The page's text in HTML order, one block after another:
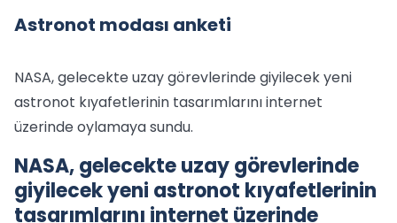
Astronot modası anketi
NASA, gelecekte uzay görevlerinde giyilecek yeni
astronot kıyafetlerinin tasarımlarını internet
üzerinde oylamaya sundu.
NASA, gelecekte uzay görevlerinde
giyilecek yeni astronot kıyafetlerinin
tasarımlarını internet üzerinde